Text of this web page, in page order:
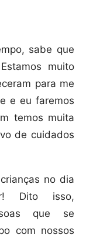
sabe que
muito
para me
e eu faremos
temos muita
de cuidados
no dia
Dito isso,
que se
com nossos